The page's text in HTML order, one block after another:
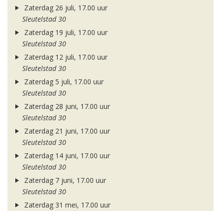
Zaterdag 26 juli, 17.00 uur
Sleutelstad 30
Zaterdag 19 juli, 17.00 uur
Sleutelstad 30
Zaterdag 12 juli, 17.00 uur
Sleutelstad 30
Zaterdag 5 juli, 17.00 uur
Sleutelstad 30
Zaterdag 28 juni, 17.00 uur
Sleutelstad 30
Zaterdag 21 juni, 17.00 uur
Sleutelstad 30
Zaterdag 14 juni, 17.00 uur
Sleutelstad 30
Zaterdag 7 juni, 17.00 uur
Sleutelstad 30
Zaterdag 31 mei, 17.00 uur